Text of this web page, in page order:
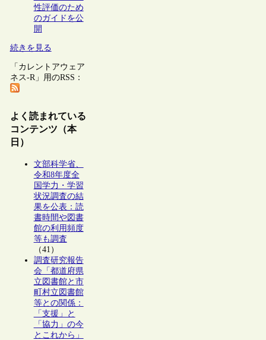
性評価のため
のガイドを公
開
続きを見る
「カレントアウェア
ネス-R」用のRSS：
よく読まれている
コンテンツ（本
日）
文部科学省、
令和8年度全
国学力・学習
状況調査の結
果を公表：読
書時間や図書
館の利用頻度
等も調査
（41）
調査研究報告
会「都道府県
立図書館と市
町村立図書館
等との関係：
「支援」と
「協力」の今
とこれから」